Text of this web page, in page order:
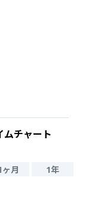
ムチャート
ヶ月 1年